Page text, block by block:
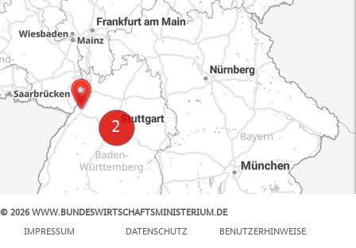
© 2026 WWW.BUNDESWIRTSCHAFTSMINISTERIUM.DE
IMPRESSUM
DATENSCHUTZ BENUTZERHINWEISE